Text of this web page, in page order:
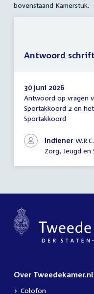
bovenstaand Kamerstuk.
Antwoord
schriftelijke
vragen
30 juni 2026
Antwoord op vragen
Sportakkoord 2 en
Sportakkoord
Indiener
Zorg, Jeugd en
Antwoord
Over Tweedekamer.nl
Colofon